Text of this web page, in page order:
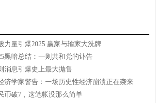
力量引爆2025 赢家与输家大洗牌
黑暗总结：一则共和党的讣告
消息引爆史上最大抛售
济学家警告：一场历史性经济崩溃正在袭来
币破7，这笔帐没那么简单